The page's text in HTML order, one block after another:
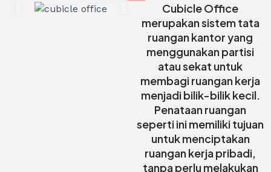
Cubicle Office
merupakan sistem tata
ruangan kantor yang
menggunakan partisi
atau sekat untuk
membagi ruangan kerja
menjadi bilik-bilik kecil.
Penataan ruangan
seperti ini memiliki tujuan
untuk menciptakan
ruangan kerja pribadi,
tanpa perlu melakukan